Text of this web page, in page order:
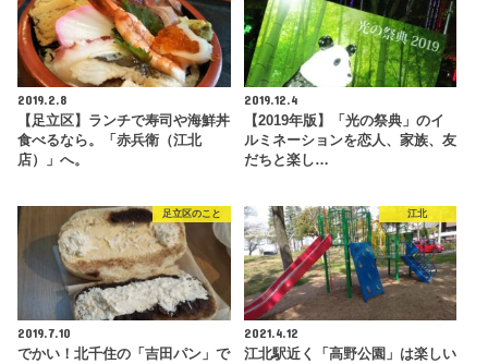
2019.2.8
【足立区】ランチで寿司や海鮮丼
食べるなら。「赤兵衛（江北
店）」へ。
2019.12.4
【2019年版】「光の祭典」のイ
ルミネーションを恋人、家族、友
だちと楽し…
足立区のこと
2019.7.10
でかい！北千住の「吉田パン」で
江北
2021.4.12
江北駅近く「高野公園」は楽しい